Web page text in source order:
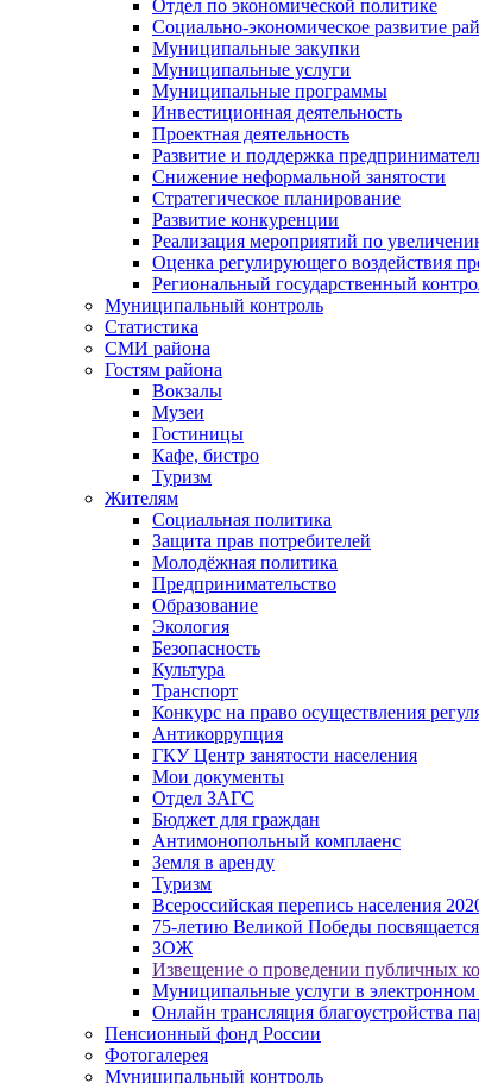
Отдел по экономической политике
Социально-экономическое развитие
Муниципальные закупки
Муниципальные услуги
Муниципальные программы
Инвестиционная деятельность
Проектная деятельность
Развитие и поддержка
Снижение неформальной занятости
Стратегическое планирование
Развитие конкуренции
Реализация мероприятий по
Оценка регулирующего воздействия
Региональный государственный
Муниципальный контроль
Статистика
СМИ района
Гостям района
Вокзалы
Музеи
Гостиницы
Кафе, бистро
Туризм
Жителям
Социальная политика
Защита прав потребителей
Молодёжная политика
Предпринимательство
Образование
Экология
Безопасность
Культура
Транспорт
Конкурс на право осуществления
Антикоррупция
ГКУ Центр занятости населения
Мои документы
Отдел ЗАГС
Бюджет для граждан
Антимонопольный комплаенс
Земля в аренду
Туризм
Всероссийская перепись населения
75-летию Великой Победы
ЗОЖ
Извещение о проведении публичных
Муниципальные услуги в электронном
Онлайн трансляция благоустройства
Пенсионный фонд России
Фотогалерея
Муниципальный контроль